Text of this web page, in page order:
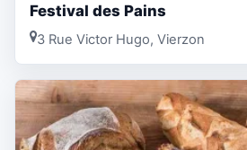
Festival des Pains
3 Rue Victor Hugo, Vierzon